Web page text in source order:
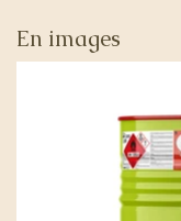
En images